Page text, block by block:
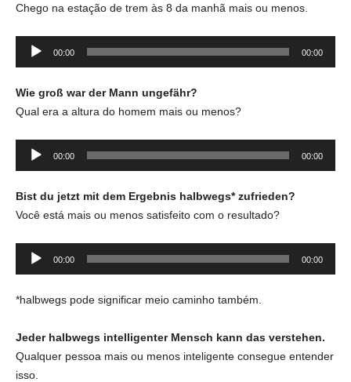
Chego na estação de trem às 8 da manhã mais ou menos.
Tocador
00:00 00:00
Wie groß war der Mann ungefähr?
Qual era a altura do homem mais ou menos?
Tocador
00:00 00:00
Bist du jetzt mit dem Ergebnis halbwegs* zufrieden?
Você está mais ou menos satisfeito com o resultado?
Tocador
00:00 00:00
*halbwegs pode significar meio caminho também.
Jeder halbwegs intelligenter Mensch kann das verstehen.
Qualquer pessoa mais ou menos inteligente consegue entender
isso.